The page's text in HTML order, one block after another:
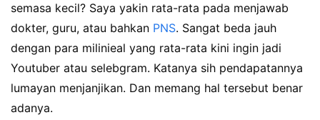
semasa kecil? Saya yakin rata-rata pada menjawab
dokter, guru, atau bahkan PNS. Sangat beda jauh
dengan para milinieal yang rata-rata kini ingin jadi
Youtuber atau selebgram. Katanya sih pendapatannya
lumayan menjanjikan. Dan memang hal tersebut benar
adanya.